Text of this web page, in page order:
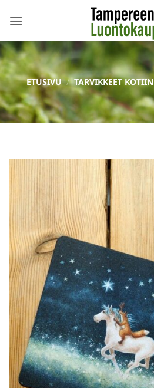
ETUSIVU / TARVIKKEET KOTIIN